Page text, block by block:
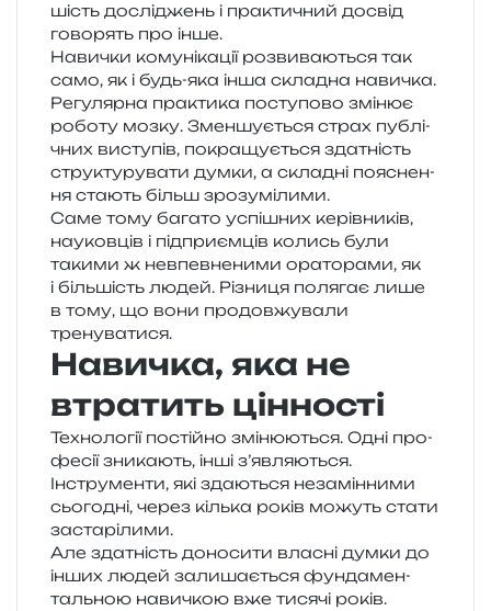
шість дослі­джень і пра­кти­чний досвід
гово­рять про інше.
Навички кому­ні­ка­ції роз­ви­ва­ю­ться так
само, як і будь-яка інша скла­дна нави­чка.
Регулярна пра­кти­ка посту­по­во змі­нює
робо­ту мозку. Зменшується страх публі­
чних висту­пів, покра­щу­є­ться зда­тність
стру­кту­ру­ва­ти думки, а скла­дні поясне­н­
ня ста­ють більш зрозумілими.
Саме тому бага­то успі­шних керів­ни­ків,
нау­ков­ців і під­при­єм­ців колись були
таки­ми ж невпев­не­ни­ми ора­то­ра­ми, як
і біль­шість людей. Різниця поля­гає лише
в тому, що вони про­дов­жу­ва­ли
тренуватися.
Навичка, яка не
втратить цінності
Технології постій­но змі­ню­ю­ться. Одні про­
фе­сії зни­ка­ють, інші з’являються.
Інструменти, які зда­ю­ться неза­мін­ни­ми
сьо­го­дні, через кіль­ка років можуть стати
застарілими.
Але зда­тність доно­си­ти вла­сні думки до
інших людей зали­ша­є­ться фун­да­мен­
таль­ною нави­чкою вже тися­чі років.